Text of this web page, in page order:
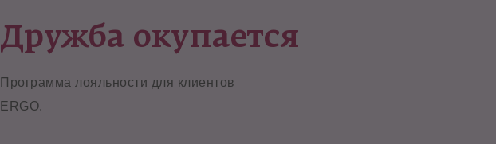
Дружба окупается
Программа лояльности для клиентов
ERGO.